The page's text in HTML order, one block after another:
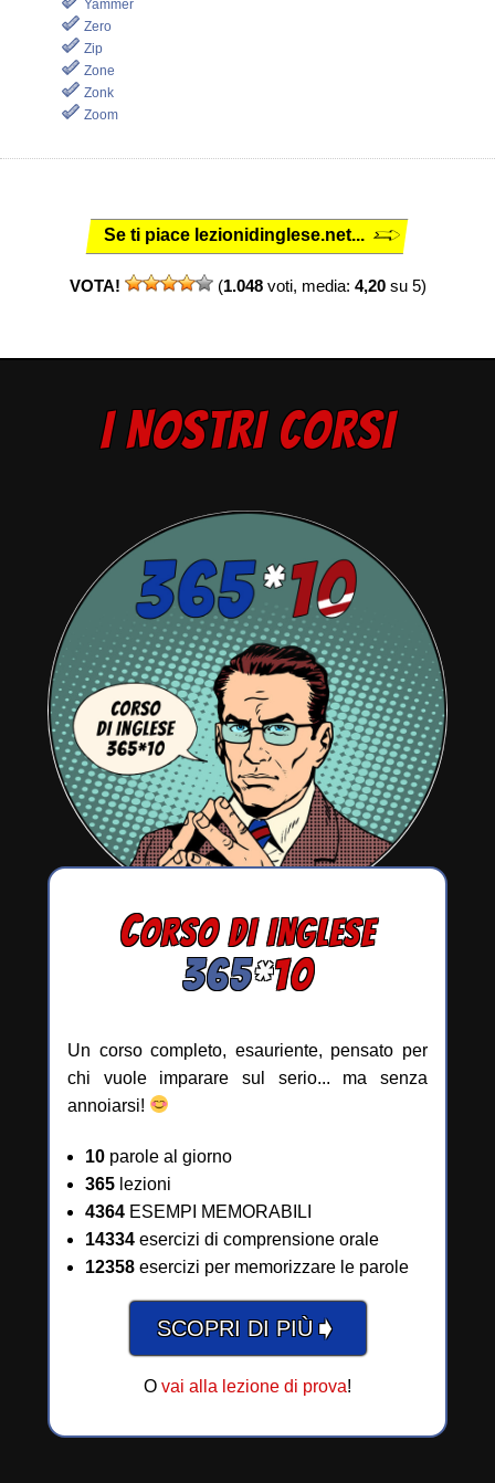
Yammer
Zero
Zip
Zone
Zonk
Zoom
Se ti piace lezionidinglese.net...
VOTA! (1.048voti, media: 4,20su 5)
I NOSTRI CORSI
CORSO DI INGLESE
365*10
Un corso completo, esauriente, pensato per
chi vuole imparare sul serio... ma senza
annoiarsi!
10 parole al giorno
365 lezioni
4364 ESEMPI MEMORABILI
14334 esercizi di comprensione orale
12358 esercizi per memorizzare le parole
SCOPRI DI PIÙ➧
O vai alla lezione di prova!